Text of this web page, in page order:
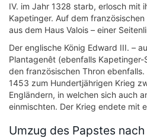
IV. im Jahr 1328 starb, erlosch mit
Kapetinger. Auf dem
aus dem Haus Valois – einer
Der englische König Edward III. –
Plantagenêt (ebenfalls
den französischen Thron
1453 zum Hundertjährigen Krieg
Engländern, in welchen sich auch
einmischten. Der Krieg endete mit
Umzug des Papstes